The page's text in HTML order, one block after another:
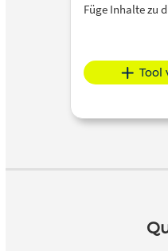
Füge Inhalte zu
Tool